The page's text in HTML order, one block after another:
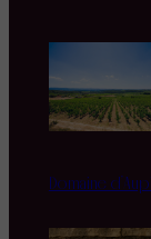
Domaine